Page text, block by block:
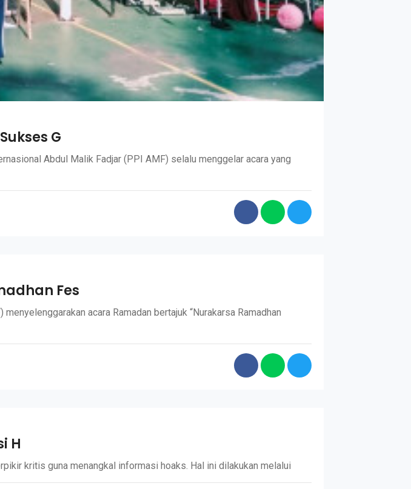
G
Abdul Malik Fadjar (PPI AMF) selalu menggelar acara yang
Fes
acara Ramadan bertajuk “Nurakarsa Ramadhan
H
kritis guna menangkal informasi hoaks. Hal ini dilakukan melalui